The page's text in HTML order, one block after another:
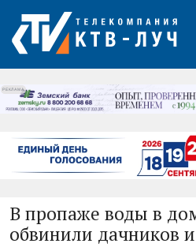
РЕКЛАМА
В пропаже воды в
обвинили дачников